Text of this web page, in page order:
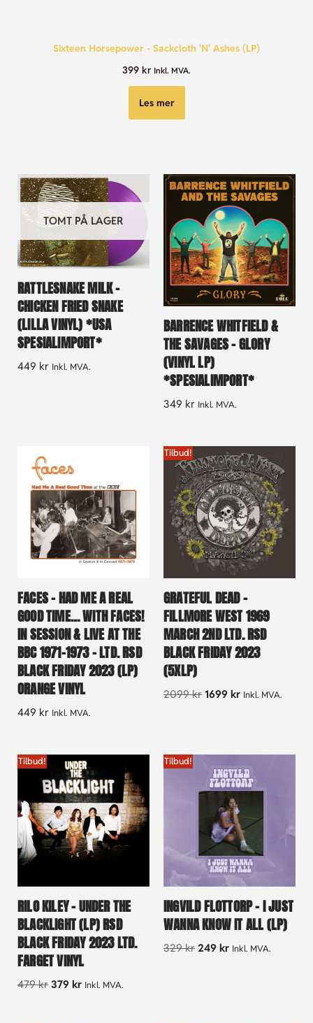
Sixteen Horsepower - Sackcloth 'N' Ashes (LP)
399 kr Inkl. MVA.
Les mer
TOMT PÅ LAGER
RATTLESNAKE MILK –
CHICKEN FRIED SNAKE
(LILLA VINYL) *USA
SPESIALIMPORT*
449 kr Inkl. MVA.
BARRENCE WHITFIELD &
THE SAVAGES – GLORY
(VINYL LP)
*SPESIALIMPORT*
349 kr Inkl. MVA.
FACES – HAD ME A REAL
GOOD TIME… WITH FACES!
IN SESSION & LIVE AT THE
BBC 1971-1973 – LTD. RSD
BLACK FRIDAY 2023 (LP)
ORANGE VINYL
449 kr Inkl. MVA.
Tilbud!
GRATEFUL DEAD –
FILLMORE WEST 1969
MARCH 2ND LTD. RSD
BLACK FRIDAY 2023
(5XLP)
2099kr 1699 kr Inkl. MVA.
Tilbud!
RILO KILEY – UNDER THE
BLACKLIGHT (LP) RSD
BLACK FRIDAY 2023 LTD.
FARGET VINYL
479kr 379 kr Inkl. MVA.
Tilbud!
INGVILD FLOTTORP – I JUST
WANNA KNOW IT ALL (LP)
329kr 249 kr Inkl. MVA.